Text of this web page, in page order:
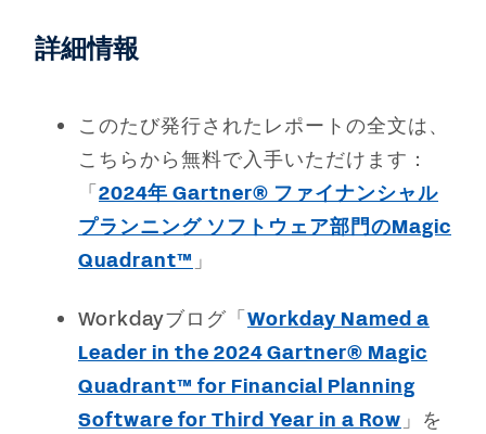
詳細情報
このたび発行されたレポートの全文は、
こちらから無料で入手いただけます：
「2024年 Gartner® ファイナンシャル
プランニング ソフトウェア部門のMagic
Quadrant™ 」
Workdayブログ「Workday Named a
Leader in the 2024 Gartner® Magic
Quadrant™ for Financial Planning
Software for Third Year in a Row 」を